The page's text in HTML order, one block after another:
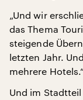
„Und wir
das Thema
steigende
letzten Jahr.
mehrere Hotels.“
Und im